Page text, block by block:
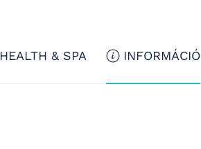
HEALTH & SPA INFORMÁCIÓ